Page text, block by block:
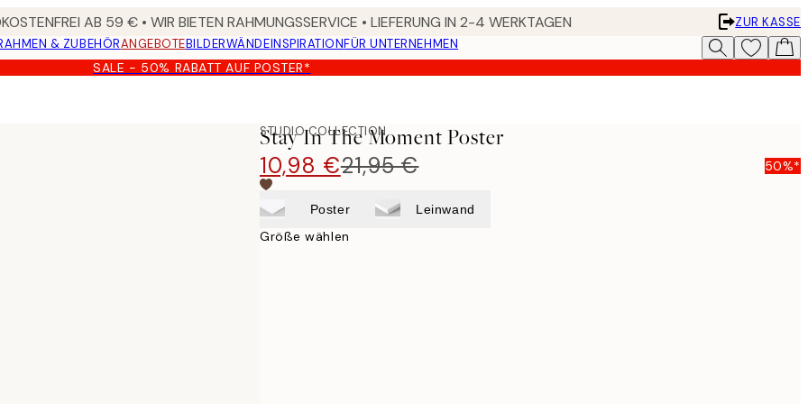
AB 59 € • WIR BIETEN RAHMUNGSSERVICE • LIEFERUNG IN 2-4 WERKTAGEN
ZUR KASSE
& ZUBEHÖRANGEBOTEBILDERWÄNDEINSPIRATIONFÜR UNTERNEHMEN
SALE - 50% RABATT AUF POSTER*
STUDIO COLLECTION
Stay In The Moment Poster
10,98 €21,95 € 50%*
Poster Leinwand
Größe wählen